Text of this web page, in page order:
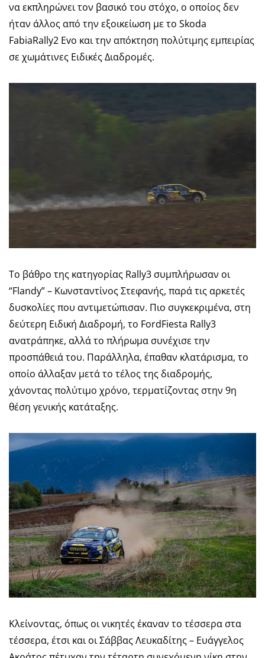
να εκπληρώνει τον βασικό του στόχο, ο οποίος δεν
ήταν άλλος από την εξοικείωση με το Skoda
FabiaRally2 Evo και την απόκτηση πολύτιμης εμπειρίας
σε χωμάτινες Ειδικές Διαδρομές.
Το βάθρο της κατηγορίας Rally3 συμπλήρωσαν οι
“Flandy” – Κωνσταντίνος Στεφανής, παρά τις αρκετές
δυσκολίες που αντιμετώπισαν. Πιο συγκεκριμένα, στη
δεύτερη Ειδική Διαδρομή, το FordFiesta Rally3
ανατράπηκε, αλλά το πλήρωμα συνέχισε την
προσπάθειά του. Παράλληλα, έπαθαν κλατάρισμα, το
οποίο άλλαξαν μετά το τέλος της διαδρομής,
χάνοντας πολύτιμο χρόνο, τερματίζοντας στην 9η
θέση γενικής κατάταξης.
Κλείνοντας, όπως οι νικητές έκαναν το τέσσερα στα
τέσσερα, έτσι και οι Σάββας Λευκαδίτης – Ευάγγελος